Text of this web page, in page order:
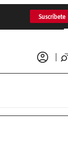
Suscríbete